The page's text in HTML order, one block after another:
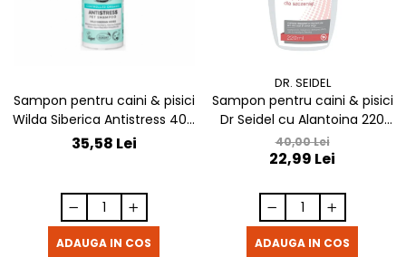
Sampon pentru caini & pisici
Wilda Siberica Antistress 400
ml
35,58 Lei
ADAUGA IN COS
DR. SEIDEL
Sampon pentru caini & pisici
Dr Seidel cu Alantoina 220
ml
40,00 Lei
22,99 Lei
ADAUGA IN COS